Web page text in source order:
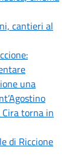
cantieri al
una
Cira torna in
di Riccione